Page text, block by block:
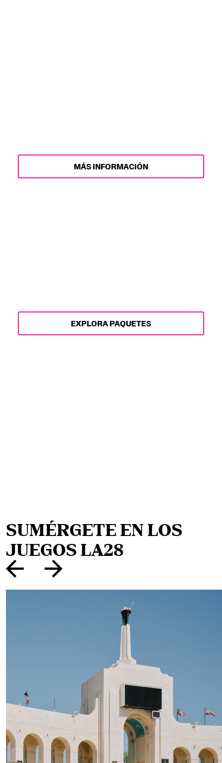
MÁS INFORMACIÓN
EXPLORA PAQUETES
SUMÉRGETE EN LOS
JUEGOS LA28